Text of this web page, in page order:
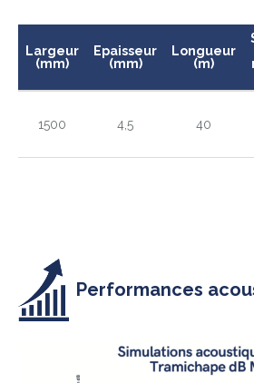
Largeur
(mm)
Epaisseur
(mm)
Longueur
(m)
1500 4,5 40
Performances